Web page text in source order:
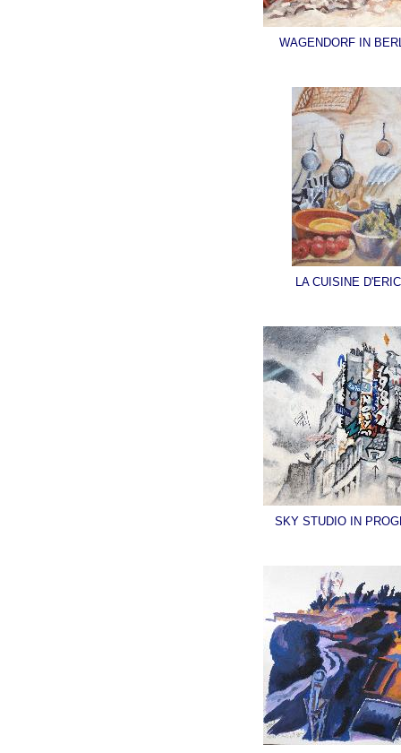
WAGENDORF IN
LA CUISINE
SKY STUDIO IN